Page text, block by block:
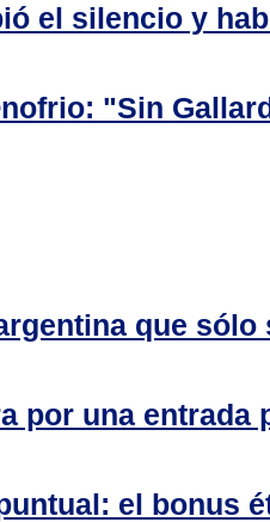
el silencio y
"Sin
que
por una entrada
el bonus